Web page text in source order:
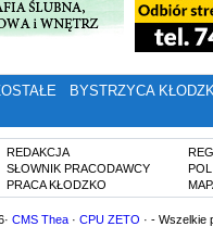
BYSTRZYCA
REDAKCJA
SŁOWNIK PRACODAWCY
PRACA KŁODZKO
CMS Thea · CPU ZETO · - Wszelkie